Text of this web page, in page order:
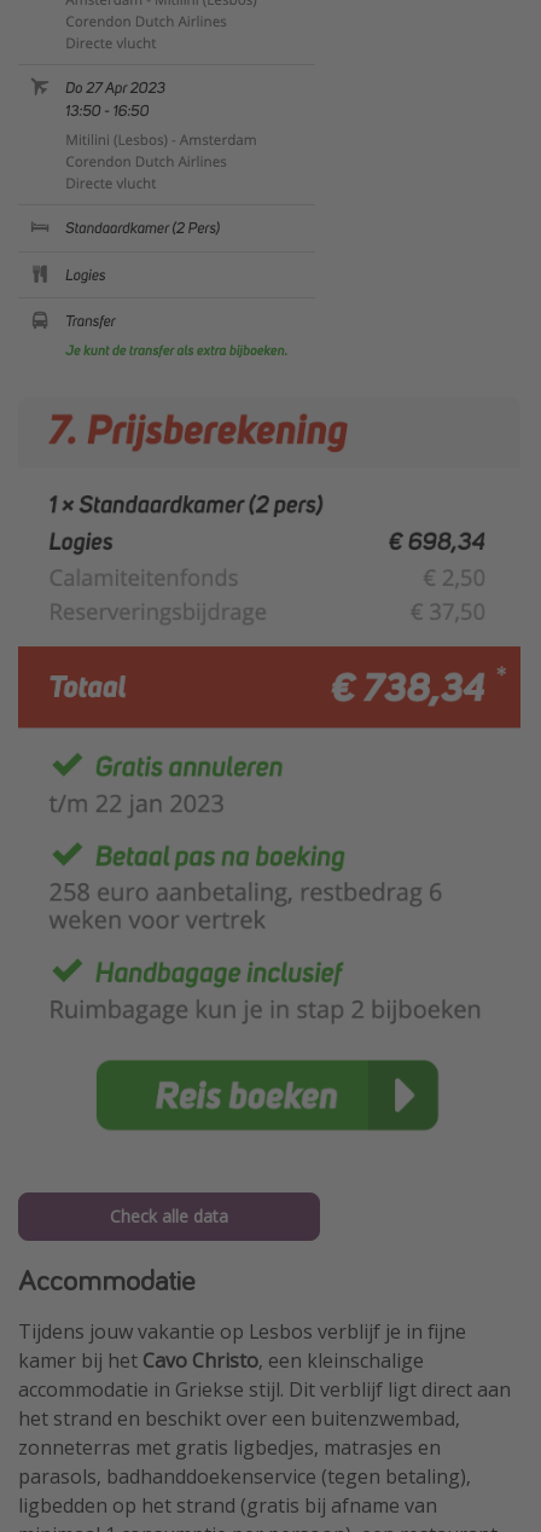
Check alle data
Accommodatie
Tijdens jouw vakantie op Lesbos verblijf je in fijne
kamer bij het Cavo Christo, een kleinschalige
accommodatie in Griekse stijl. Dit verblijf ligt direct aan
het strand en beschikt over een buitenzwembad,
zonneterras met gratis ligbedjes, matrasjes en
parasols, badhanddoekenservice (tegen betaling),
ligbedden op het strand (gratis bij afname van